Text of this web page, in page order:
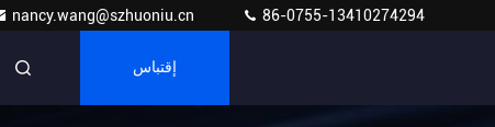
nancy.wang@szhuoniu.cn 86-0755-13410274294
إقتباس